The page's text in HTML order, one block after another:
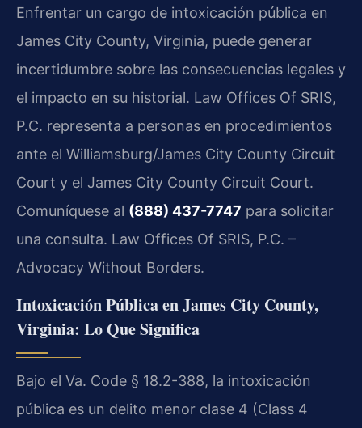
Enfrentar un cargo de intoxicación pública en
James City County, Virginia, puede generar
incertidumbre sobre las consecuencias legales y
el impacto en su historial. Law Offices Of SRIS,
P.C. representa a personas en procedimientos
ante el Williamsburg/James City County Circuit
Court y el James City County Circuit Court.
Comuníquese al (888) 437-7747 para solicitar
una consulta. Law Offices Of SRIS, P.C. –
Advocacy Without Borders.
Intoxicación Pública en James City County,
Virginia: Lo Que Significa
Bajo el Va. Code § 18.2-388, la intoxicación
pública es un delito menor clase 4 (Class 4